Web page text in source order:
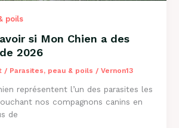
poils
si Mon Chien a des
2026
/ Parasites, peau & poils / Vernon13
représentent l’un des parasites les
nos compagnons canins en
de